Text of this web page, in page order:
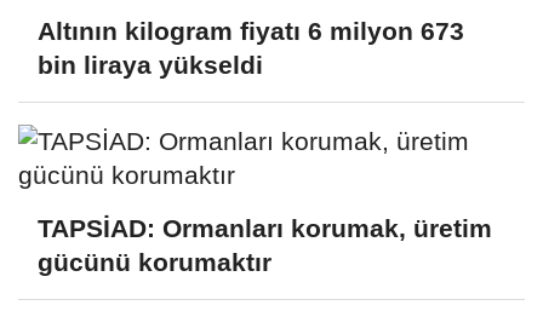
Altının kilogram fiyatı 6 milyon 673
bin liraya yükseldi
TAPSİAD: Ormanları korumak, üretim
gücünü korumaktır